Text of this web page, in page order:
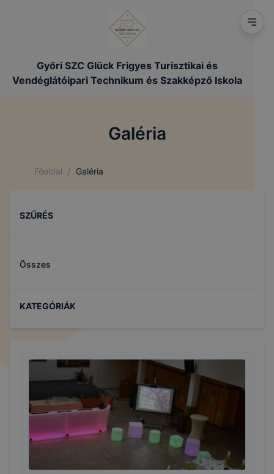
Győri SZC Glück Frigyes Turisztikai és
Vendéglátóipari Technikum és Szakképző Iskola
Galéria
Főoldal / Galéria
SZŰRÉS
Összes
KATEGÓRIÁK